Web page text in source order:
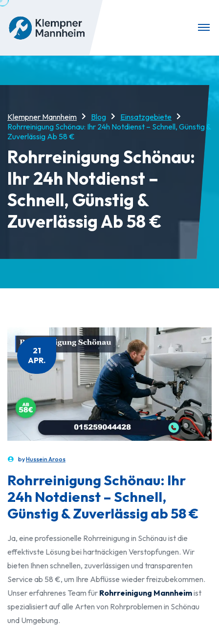
Klempner Mannheim Blog
Einsatzgebiete
Rohrreinigung Schönau: Ihr 24h Notdienst – Schnell, Günstig &
Zuverlässig Ab 58 €
Rohrreinigung Schönau:
Ihr 24h Notdienst –
Schnell, Günstig &
Zuverlässig Ab 58 €
21
APR.
byHussein Aroos
Rohrreinigung Schönau: Ihr
24h Notdienst – Schnell,
Günstig & Zuverlässig ab 58 €
Ja, eine professionelle Rohrreinigung in Schönau ist die
effektivste Lösung bei hartnäckigen Verstopfungen. Wir
bieten Ihnen schnellen, zuverlässigen und transparenten
Service ab 58 €, um Ihre Abflüsse wieder freizubekommen.
Unser erfahrenes Team für Rohrreinigung Mannheimist
spezialisiert auf alle Arten von Rohrproblemen in Schönau
und Umgebung.